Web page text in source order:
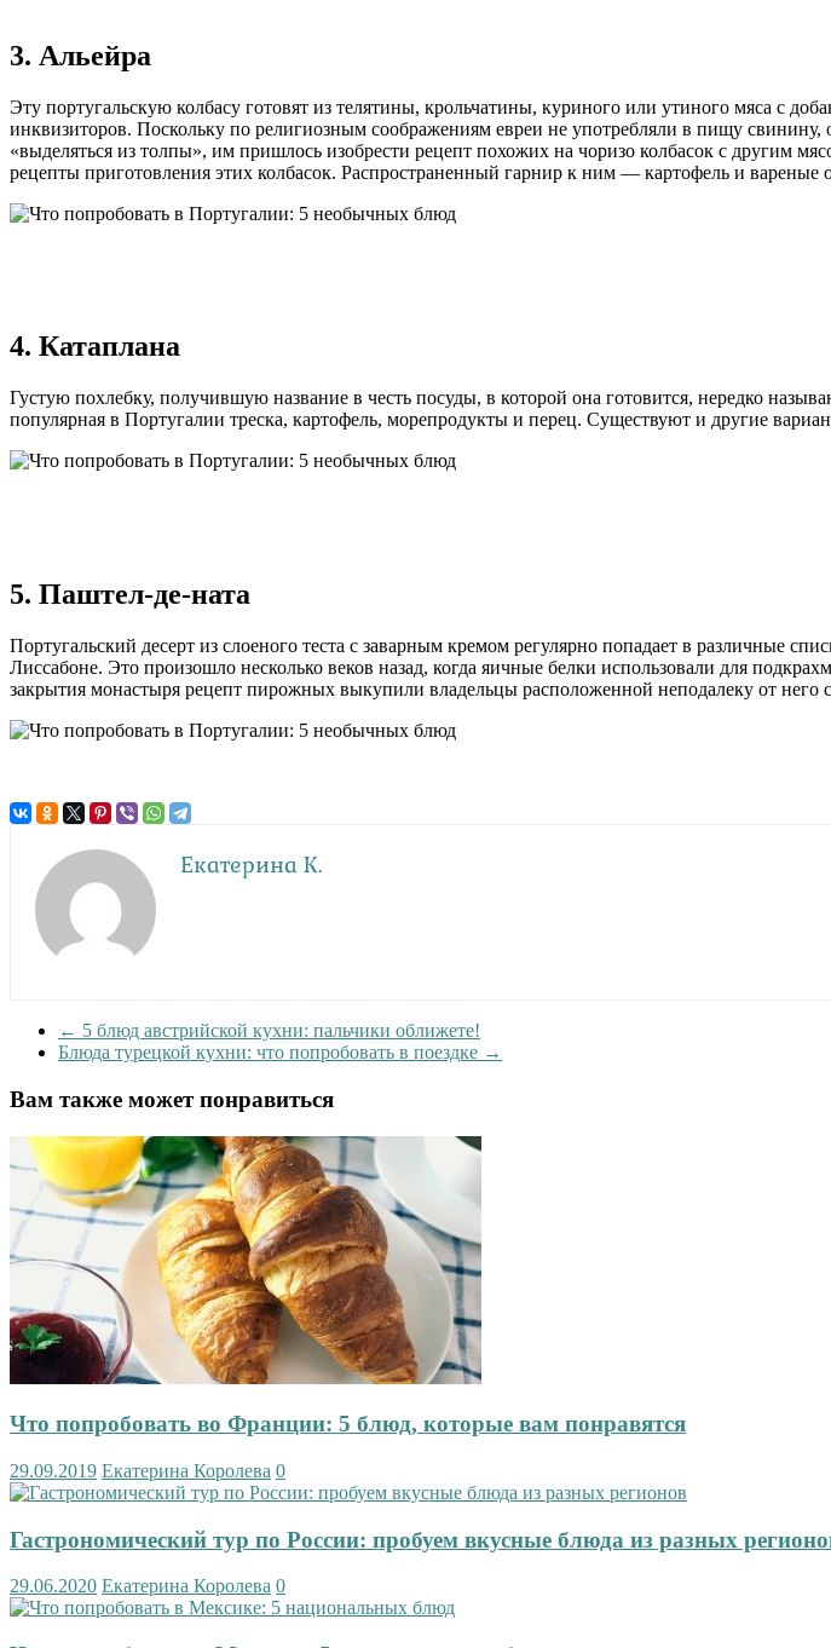
3. Альейра
Эту португальскую колбасу готовят из телятины, крольчатины, куриного или утиного мяса с
инквизиторов. Поскольку по религиозным соображениям евреи не употребляли в пищу
«выделяться из толпы», им пришлось изобрести рецепт похожих на чоризо колбасок с другим
рецепты приготовления этих колбасок. Распространенный гарнир к ним — картофель и вареные
4. Катаплана
Густую похлебку, получившую название в честь посуды, в которой она готовится, нередко
популярная в Португалии треска, картофель, морепродукты и перец. Существуют и другие
5. Паштел-де-ната
Португальский десерт из слоеного теста с заварным кремом регулярно попадает в
Лиссабоне. Это произошло несколько веков назад, когда яичные белки использовали для
закрытия монастыря рецепт пирожных выкупили владельцы расположенной неподалеку от
Екатерина К.
← 5 блюд австрийской кухни: пальчики оближете!
Блюда турецкой кухни: что попробовать в поездке →
Вам также может понравиться
Что попробовать во Франции: 5 блюд, которые вам понравятся
29.09.2019 Екатерина Королева 0
Гастрономический тур по России: пробуем вкусные блюда из разных
29.06.2020 Екатерина Королева 0